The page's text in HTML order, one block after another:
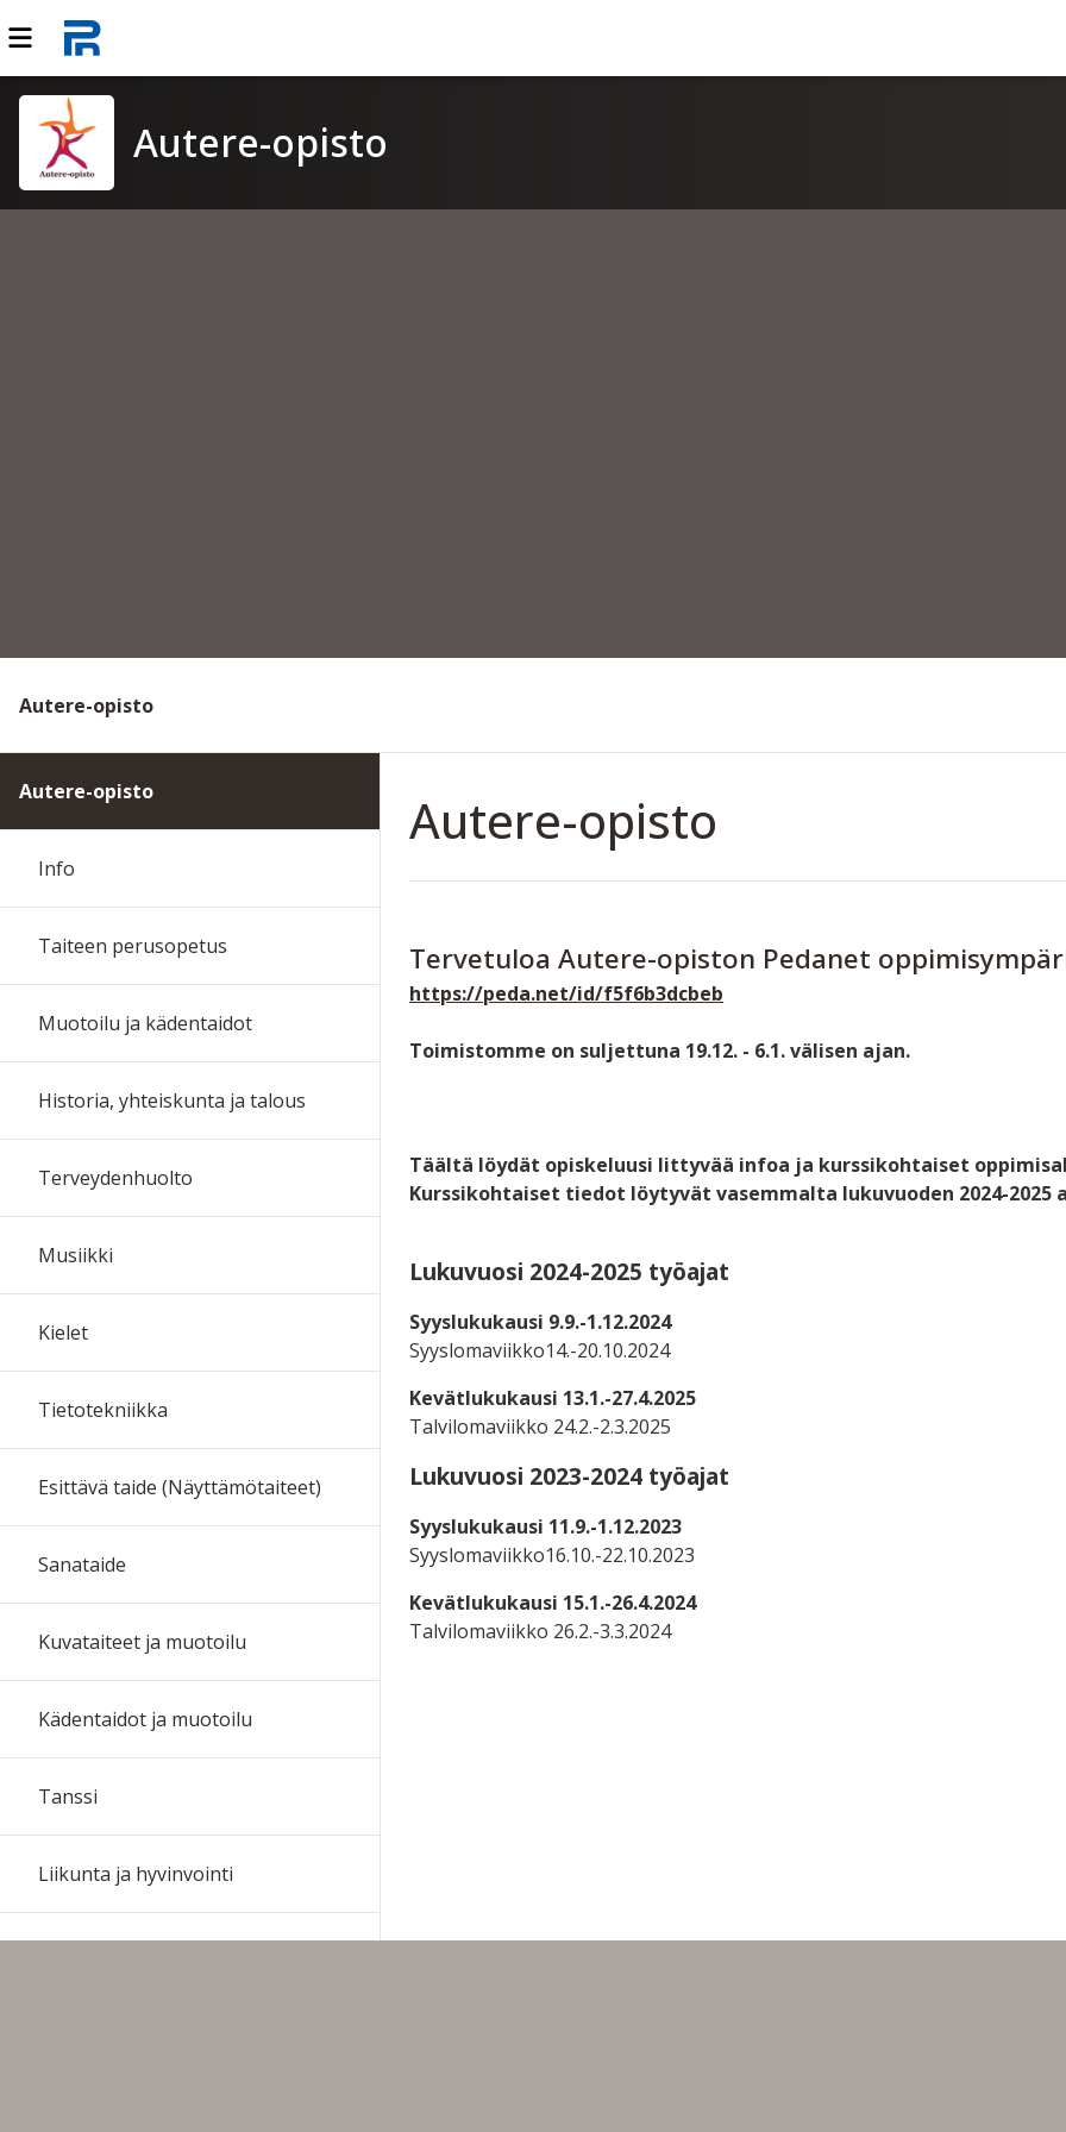
Autere-opisto
Autere-opisto
Autere-opisto
Tervetuloa Autere-opiston Pedanet
https://peda.net/id/f5f6b3dcbeb
Toimistomme on suljettuna 19.12. - 6.1. välisen ajan.
Täältä löydät opiskeluusi littyvää infoa ja kurssikohtaiset
Kurssikohtaiset tiedot löytyvät vasemmalta lukuvuoden 2024-2025
Lukuvuosi 2024-2025 työajat
Syyslukukausi 9.9.-1.12.2024
Syyslomaviikko14.-20.10.2024
Kevätlukukausi 13.1.-27.4.2025
Talvilomaviikko 24.2.-2.3.2025
Lukuvuosi 2023-2024 työajat
Syyslukukausi 11.9.-1.12.2023
Syyslomaviikko16.10.-22.10.2023
Kevätlukukausi 15.1.-26.4.2024
Talvilomaviikko 26.2.-3.3.2024
Autere-opisto
Info
Taiteen perusopetus
Muotoilu ja kädentaidot
Historia, yhteiskunta ja talous
Terveydenhuolto
Musiikki
Kielet
Tietotekniikka
Esittävä taide (Näyttämötaiteet)
Sanataide
Kuvataiteet ja muotoilu
Kädentaidot ja muotoilu
Tanssi
Liikunta ja hyvinvointi